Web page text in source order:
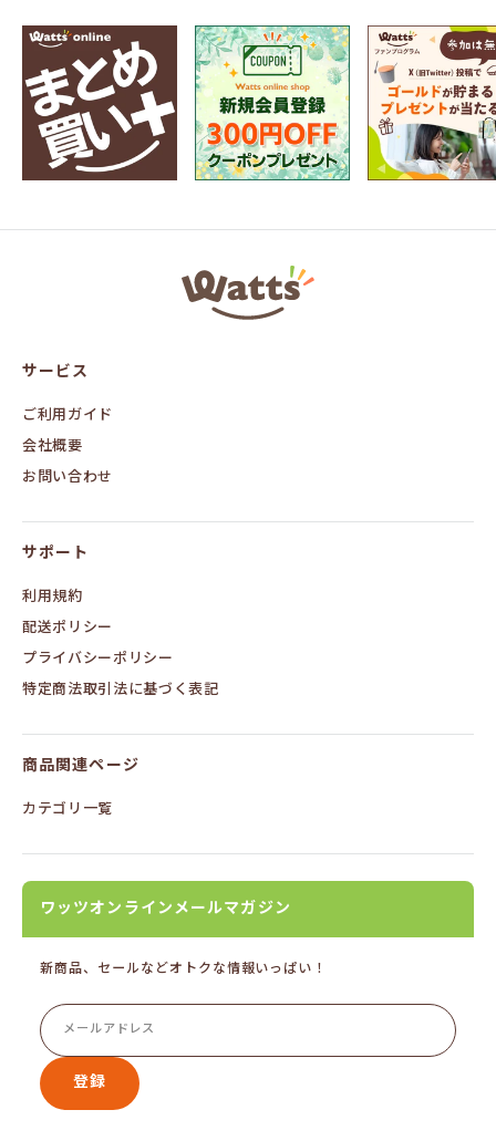
ワ
ッ
サービス
ご利用ガイド
会社概要
お問い合わせ
サポート
利用規約
配送ポリシー
プライバシーポリシー
特定商法取引法に基づく表記
商品関連ページ
カテゴリ一覧
ワッツオンラインメールマガジン
新商品、セールなどオトクな情報いっぱい！
登録